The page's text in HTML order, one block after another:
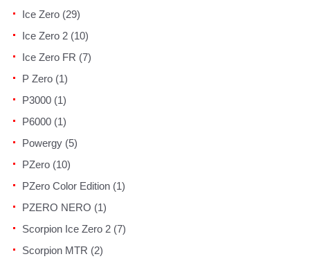
Ice Zero (29)
Ice Zero 2 (10)
Ice Zero FR (7)
P Zero (1)
P3000 (1)
P6000 (1)
Powergy (5)
PZero (10)
PZero Color Edition (1)
PZERO NERO (1)
Scorpion Ice Zero 2 (7)
Scorpion MTR (2)